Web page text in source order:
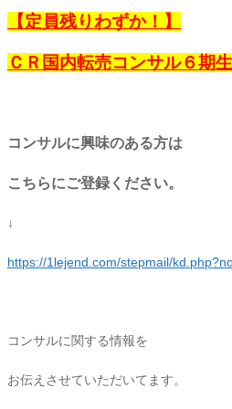
【定員残りわずか！】
ＣＲ国内転売コンサル６期
コンサルに興味のある方は
こちらにご登録ください。
↓
https://1lejend.com/stepmail/
コンサルに関する情報を
お伝えさせていただいてます。